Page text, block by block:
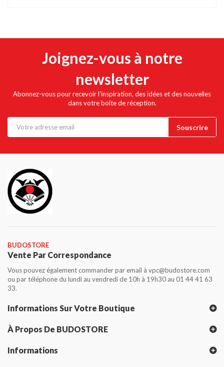
Joignez-vous à notre
newsletter
Abonnez-vous pour recevoir l'inspiration, des idées et des nouvelles
dans votre boîte de réception.
BUDOSTORE
Vente Par Correspondance
Vous pouvez également commander par email à vpc@budostore.com
ou par téléphone du lundi au vendredi de 10h à 19h30 au 01 44 41 63
33.
Informations Sur Votre Boutique
À Propos De BUDOSTORE
Informations